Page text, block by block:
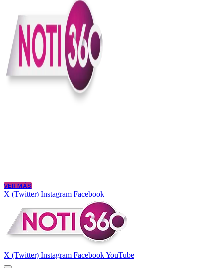
VER MÁS
X (Twitter) Instagram Facebook
X (Twitter) Instagram FacebookYouTube